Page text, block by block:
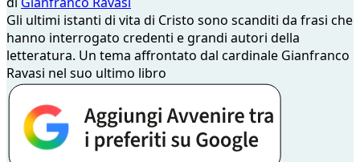
Gli ultimi istanti di vita di Cristo sono scanditi da frasi che
hanno interrogato credenti e grandi autori della
letteratura. Un tema affrontato dal cardinale Gianfranco
Ravasi nel suo ultimo libro